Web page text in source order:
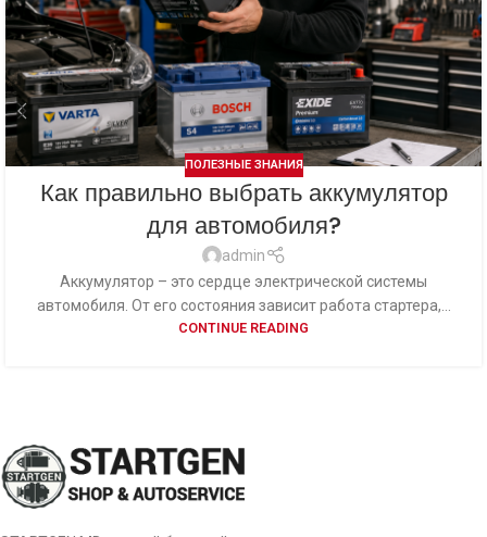
ПОЛЕЗНЫЕ ЗНАНИЯ
Как правильно выбрать аккумулятор
для автомобиля?
admin
Аккумулятор – это сердце электрической системы
автомобиля. От его состояния зависит работа стартера,...
CONTINUE READING